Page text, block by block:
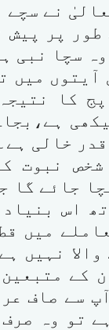
نے
طور پر
سچا نبی
میں
کا
خالی ہے۔
نبوت
جائے گا
اس
میں
نہیں
کے
سے صاف
تو وہ